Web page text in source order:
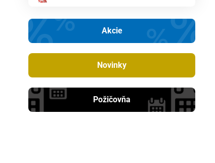
Akcie
Novinky
Požičovňa